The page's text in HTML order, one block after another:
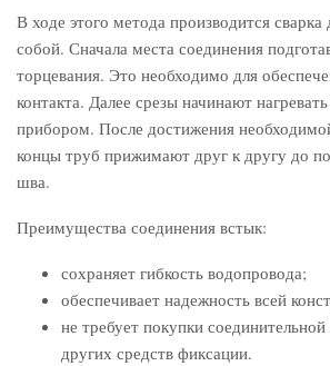
В ходе этого метода производится
собой. Сначала места соединения
торцевания. Это необходимо для
контакта. Далее срезы начинают
прибором. После достижения
концы труб прижимают друг к другу до
шва.
Преимущества соединения встык:
сохраняет гибкость водопровода;
обеспечивает надежность всей
не требует покупки
других средств фиксации.